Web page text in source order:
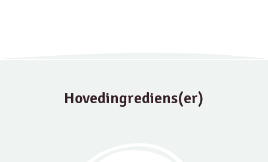
Hovedingrediens(er)